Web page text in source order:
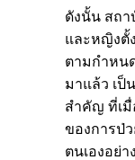
ดังนั้น สถา
และหญิงตั้
ตามกำหน
มาแล้ว เป็
สำคัญ ที่เมื่
ของการป่
ตนเองอย่